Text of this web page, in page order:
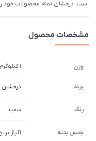
است. درخشان تمام محصولات خود را با گارانتی
مشخصات محصول
وزن 1 کیلوگرم
برند درخشان
رنگ سفید
جنس بدنه آلیاژ